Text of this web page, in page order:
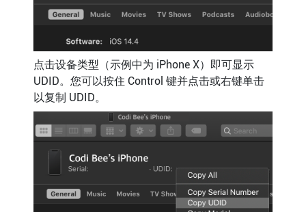
点击设备类型（示例中为 iPhone X）即可显示
UDID。您可以按住 Control 键并点击或右键单击
以复制 UDID。